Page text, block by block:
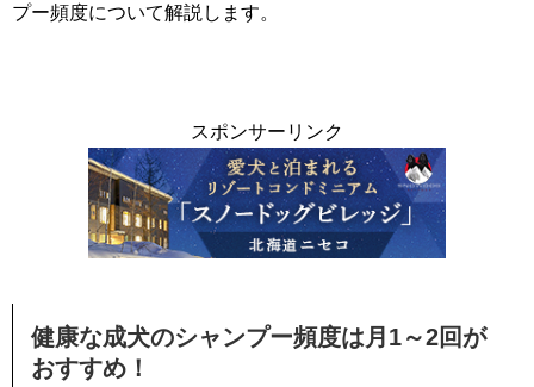
プー頻度について解説します。
スポンサーリンク
健康な成犬のシャンプー頻度は月1～2回が
おすすめ！